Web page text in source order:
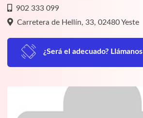
902 333 099
Carretera de Hellín, 33, 02480 Yeste
¿Será el adecuado? Llámanos